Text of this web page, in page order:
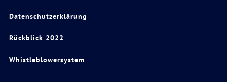
Datenschutzerklärung
Rückblick 2022
Whistleblowersystem